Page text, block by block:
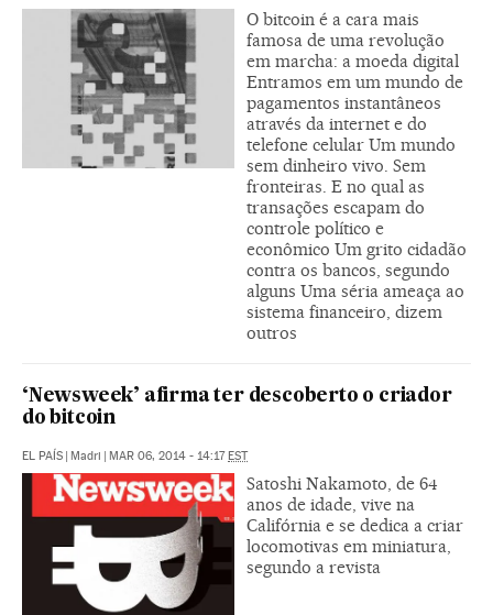
O bitcoin é a cara mais
famosa de uma revolução
em marcha: a moeda digital
Entramos em um mundo de
pagamentos instantâneos
através da internet e do
telefone celular Um mundo
sem dinheiro vivo. Sem
fronteiras. E no qual as
transações escapam do
controle político e
econômico Um grito cidadão
contra os bancos, segundo
alguns Uma séria ameaça ao
sistema financeiro, dizem
outros
‘Newsweek’ afirma ter descoberto o criador
do bitcoin
EL PAÍS | Madri | MAR 06, 2014 - 14:17EST
Satoshi Nakamoto, de 64
anos de idade, vive na
Califórnia e se dedica a criar
locomotivas em miniatura,
segundo a revista